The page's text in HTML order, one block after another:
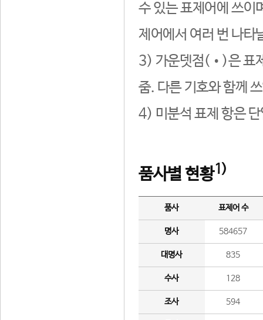
수 있는 표제어에 쓰이
제어에서 여러 번 나타
3) 가운뎃점(•)은 표
줌. 다른 기호와 함께
4) 미분석 표제 항은
품사별 현황1)
품사 표제어 수
명사 584657
대명사 835
수사 128
조사 594